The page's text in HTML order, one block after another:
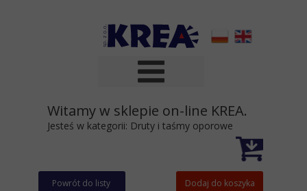
Powrót do listy Dodaj do koszyka
Witamy w sklepie on-line KREA.
Jesteś w kategorii: Druty i taśmy oporowe